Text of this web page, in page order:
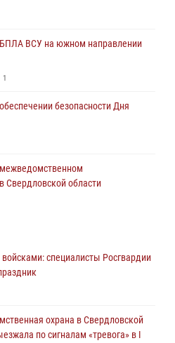
БПЛА ВСУ на южном направлении
1
безопасности Дня
межведомственном
Свердловской области
граждан на южном
по Свердловской области
специалисты Росгвардии
охрана в Свердловской
по сигналам «тревога» в I